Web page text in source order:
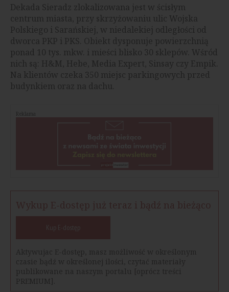
Dekada Sieradz zlokalizowana jest w ścisłym
centrum miasta, przy skrzyżowaniu ulic Wojska
Polskiego i Sarańskiej, w niedalekiej odległości od
dworca PKP i PKS. Obiekt dysponuje powierzchnią
ponad 10 tys. mkw. i mieści blisko 30 sklepów. Wśród
nich są: H&M, Hebe, Media Expert, Sinsay czy Empik.
Na klientów czeka 350 miejsc parkingowych przed
budynkiem oraz na dachu.
Reklama
Wykup E-dostęp już teraz i bądź na bieżąco
Kup E-dostęp
Aktywujac E-dostęp, masz możliwość w określonym
czasie bądź w określonej ilości, czytać materiały
publikowane na naszym portalu [oprócz treści
PREMIUM].